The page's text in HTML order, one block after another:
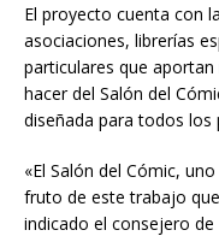
El proyecto cuenta con
asociaciones, librerías
particulares que
hacer del Salón del
diseñada para todos los
«El Salón del Cómic,
fruto de este trabajo
indicado el consejero